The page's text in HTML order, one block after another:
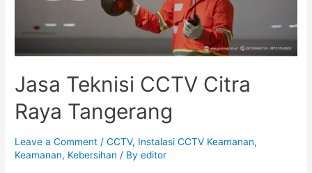
Jasa Teknisi CCTV Citra
Raya Tangerang
Leave a Comment /CCTV, Instalasi CCTV Keamanan,
Keamanan, Kebersihan / Byeditor